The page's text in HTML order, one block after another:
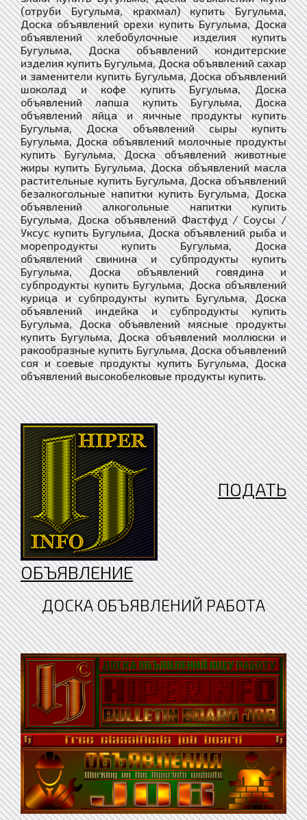
ПОДАТЬ
ОБЪЯВЛЕНИЕ
ДОСКА ОБЪЯВЛЕНИЙ РАБОТА